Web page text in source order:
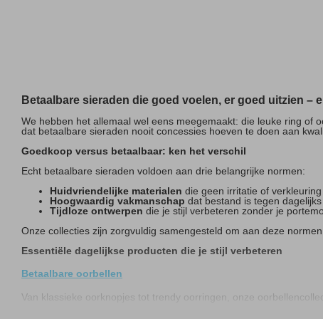
Betaalbare sieraden die goed voelen, er goed uitzien –
We hebben het allemaal wel eens meegemaakt: die leuke ring of
dat betaalbare sieraden nooit concessies hoeven te doen aan
Goedkoop versus betaalbaar: ken het verschil
Echt betaalbare sieraden voldoen aan drie belangrijke normen:
Huidvriendelijke materialen die geen irritatie of
Hoogwaardig vakmanschap dat bestand is tegen
Tijdloze ontwerpen die je stijl verbeteren zonder je
Onze collecties zijn zorgvuldig samengesteld om aan deze
Essentiële dagelijkse producten die je stijl verbeteren
Betaalbare oorbellen
Van klassieke oorknopjes tot trendy oorringen, onze